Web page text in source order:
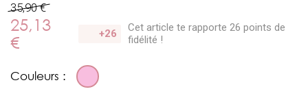
35,90 €
25,13
€
+26 Cet article te rapporte 26 points de
fidélité !
Couleurs :